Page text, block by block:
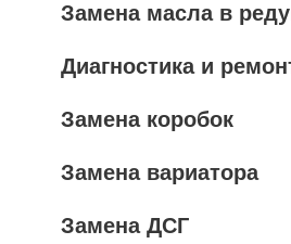
Замена масла в
Диагностика и
Замена коробок
Замена вариатора
Замена ДСГ